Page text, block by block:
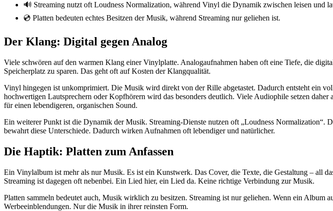
🔊 Streaming nutzt oft Loudness Normalization, während Vinyl die Dynamik zwischen leisen und
💿 Platten bedeuten echtes Besitzen der Musik, während Streaming nur geliehen ist.
Der Klang: Digital gegen Analog
Viele schwören auf den warmen Klang einer Vinylplatte. Analogaufnahmen haben oft eine Tiefe, die
Speicherplatz zu sparen. Das geht oft auf Kosten der Klangqualität.
Vinyl hingegen ist unkomprimiert. Die Musik wird direkt von der Rille abgetastet. Dadurch entsteht ein
hochwertigen Lautsprechern oder Kopfhörern wird das besonders deutlich. Viele Audiophile setzen
für einen lebendigeren, organischen Sound.
Ein weiterer Punkt ist die Dynamik der Musik. Streaming-Dienste nutzen oft „Loudness Normalization“.
bewahrt diese Unterschiede. Dadurch wirken Aufnahmen oft lebendiger und natürlicher.
Die Haptik: Platten zum Anfassen
Ein Vinylalbum ist mehr als nur Musik. Es ist ein Kunstwerk. Das Cover, die Texte, die Gestaltung – all
Streaming ist dagegen oft nebenbei. Ein Lied hier, ein Lied da. Keine richtige Verbindung zur Musik.
Platten sammeln bedeutet auch, Musik wirklich zu besitzen. Streaming ist nur geliehen. Wenn ein
Werbeeinblendungen. Nur die Musik in ihrer reinsten Form.